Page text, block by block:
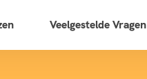
Veelgestelde Vragen